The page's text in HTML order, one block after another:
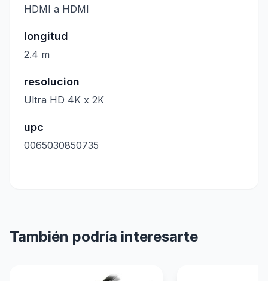
HDMI a HDMI
longitud
2.4 m
resolucion
Ultra HD 4K x 2K
upc
0065030850735
También podría interesarte